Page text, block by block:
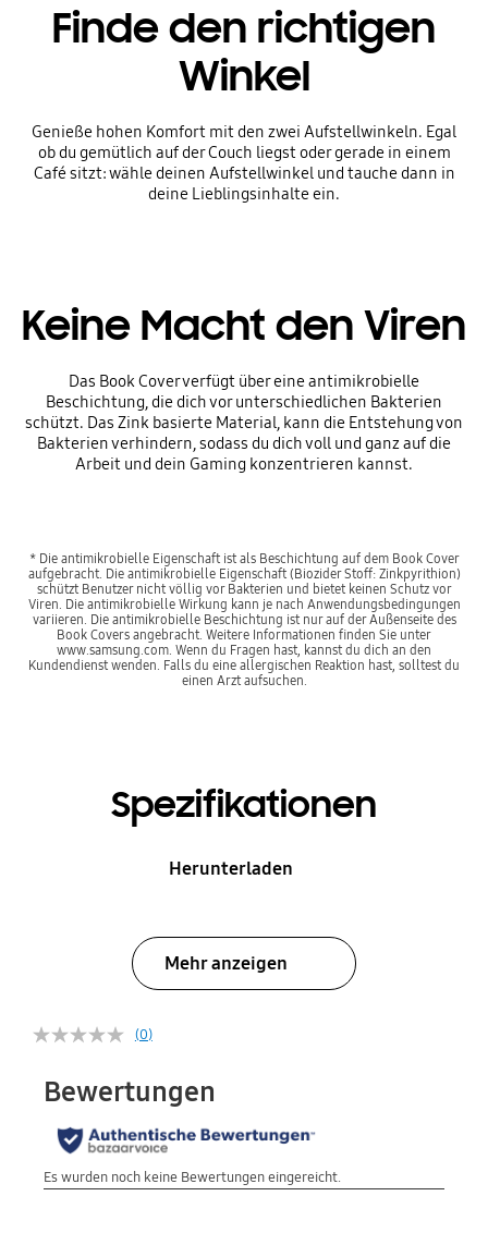
Finde den richtigen
Winkel
Genieße hohen Komfort mit den zwei Aufstellwinkeln. Egal
ob du gemütlich auf der Couch liegst oder gerade in einem
Café sitzt: wähle deinen Aufstellwinkel und tauche dann in
deine Lieblingsinhalte ein.
Keine Macht den Viren
Das Book Cover verfügt über eine antimikrobielle
Beschichtung, die dich vor unterschiedlichen Bakterien
schützt. Das Zink basierte Material, kann die Entstehung von
Bakterien verhindern, sodass du dich voll und ganz auf die
Arbeit und dein Gaming konzentrieren kannst.
* Die antimikrobielle Eigenschaft ist als Beschichtung auf dem Book Cover
aufgebracht. Die antimikrobielle Eigenschaft (Biozider Stoff: Zinkpyrithion)
schützt Benutzer nicht völlig vor Bakterien und bietet keinen Schutz vor
Viren. Die antimikrobielle Wirkung kann je nach Anwendungsbedingungen
variieren. Die antimikrobielle Beschichtung ist nur auf der Außenseite des
Book Covers angebracht. Weitere Informationen finden Sie unter
www.samsung.com. Wenn du Fragen hast, kannst du dich an den
Kundendienst wenden. Falls du eine allergischen Reaktion hast, solltest du
einen Arzt aufsuchen.
Spezifikationen
Herunterladen
Mehr anzeigen
(0)